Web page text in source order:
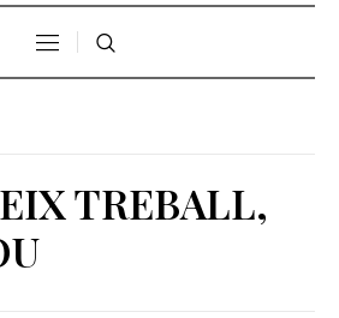
TREBALL,